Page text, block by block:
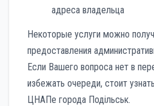
адреса владельца
Некоторые услуги можно
предоставления
Если Вашего вопроса нет в
избежать очереди, стоит
ЦНАПе города Подільськ.